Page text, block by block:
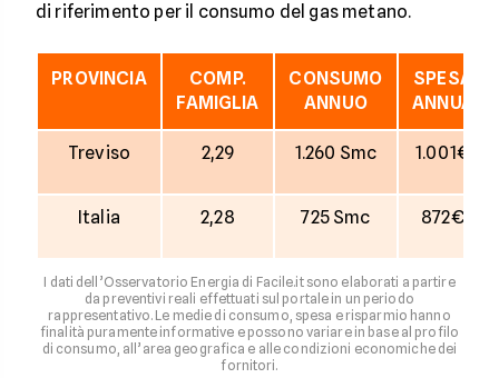
di riferimento per il consumo del gas metano.
PROVINCIA
COMP.
FAMIGLIA
CONSUMO
ANNUO
SPESA
ANNUA
Treviso 2,29 1.260 Smc 1.001€
Italia 2,28 725 Smc 872€
I dati dell’Osservatorio Energia di Facile.it sono elaborati a partire
da preventivi reali effettuati sul portale in un periodo
rappresentativo. Le medie di consumo, spesa e risparmio hanno
finalità puramente informative e possono variare in base al profilo
di consumo, all’area geografica e alle condizioni economiche dei
fornitori.